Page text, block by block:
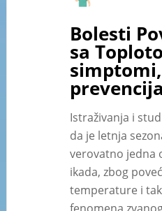
Bolesti
sa
prevencija
Istraživanja i
da je letnja
verovatno jedna
ikada, zbog
temperature i